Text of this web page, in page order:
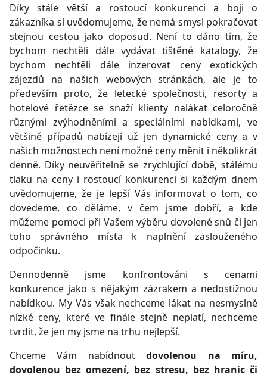
Díky stále větší a rostoucí konkurenci a boji o
zákazníka si uvědomujeme, že nemá smysl pokračovat
stejnou cestou jako doposud. Není to dáno tím, že
bychom nechtěli dále vydávat tištěné katalogy, že
bychom nechtěli dále inzerovat ceny exotických
zájezdů na našich webových stránkách, ale je to
především proto, že letecké společnosti, resorty a
hotelové řetězce se snaží klienty nalákat celoročně
různými zvýhodněními a speciálními nabídkami, ve
většině případů nabízejí už jen dynamické ceny a v
našich možnostech není možné ceny měnit i několikrát
denně. Díky neuvěřitelně se zrychlující době, stálému
tlaku na ceny i rostoucí konkurenci si každým dnem
uvědomujeme, že je lepší Vás informovat o tom, co
dovedeme, co děláme, v čem jsme dobří, a kde
můžeme pomoci při Vašem výběru dovolené snů či jen
toho správného místa k naplnění zaslouženého
odpočinku.
Dennodenně jsme konfrontováni s cenami
konkurence jako s nějakým zázrakem a nedostižnou
nabídkou. My Vás však nechceme lákat na nesmyslně
nízké ceny, které ve finále stejně neplatí, nechceme
tvrdit, že jen my jsme na trhu nejlepší.
Chceme Vám nabídnoutdovolenou na míru,
dovolenou bez omezení, bez stresu, bez hranic či